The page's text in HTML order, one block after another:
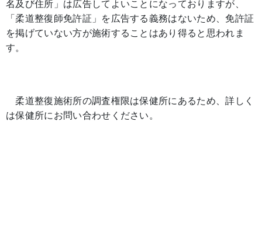
名及び住所」は広告してよいことになっておりますが、
「柔道整復師免許証」を広告する義務はないため、免許証
を掲げていない方が施術することはあり得ると思われま
す。
柔道整復施術所の調査権限は保健所にあるため、詳しく
は保健所にお問い合わせください。